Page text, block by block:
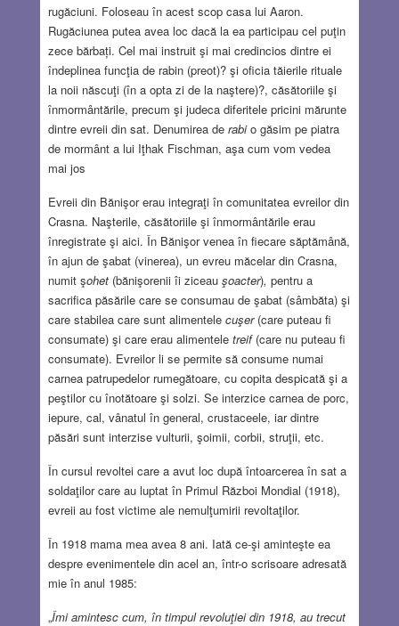
rugăciuni. Foloseau în acest scop casa lui Aaron.
Rugăciunea putea avea loc dacă la ea participau cel puţin
zece bărbați. Cel mai instruit şi mai credincios dintre ei
îndeplinea funcţia de rabin (preot)? şi oficia tăierile rituale
la noii născuţi (în a opta zi de la naştere)?, căsătoriile şi
înmormântările, precum şi judeca diferitele pricini mărunte
dintre evreii din sat. Denumirea de rabio găsim pe piatra
de mormânt a lui Iţhak Fischman, aşa cum vom vedea
mai jos
Evreii din Bănişor erau integraţi în comunitatea evreilor din
Crasna. Naşterile, căsătoriile şi înmormântările erau
înregistrate şi aici. În Bănişor venea în fiecare săptămână,
în ajun de şabat (vinerea), un evreu măcelar din Crasna,
numit şohet (bănişorenii îi ziceauşoacter), pentru a
sacrifica păsările care se consumau de şabat (sâmbăta) şi
care stabilea care sunt alimentele cuşer (care puteau fi
consumate) şi care erau alimentele treif (care nu puteau fi
consumate). Evreilor li se permite să consume numai
carnea patrupedelor rumegătoare, cu copita despicată şi a
peştilor cu înotătoare şi solzi. Se interzice carnea de porc,
iepure, cal, vânatul în general, crustaceele, iar dintre
păsări sunt interzise vulturii, şoimii, corbii, struţii, etc.
În cursul revoltei care a avut loc după întoarcerea în sat a
soldaţilor care au luptat în Primul Război Mondial (1918),
evreii au fost victime ale nemulţumirii revoltaţilor.
În 1918 mama mea avea 8 ani. Iată ce-şi aminteşte ea
despre evenimentele din acel an, într-o scrisoare adresată
mie în anul 1985:
„Îmi amintesc cum, în timpul revoluţiei din 1918, au trecut